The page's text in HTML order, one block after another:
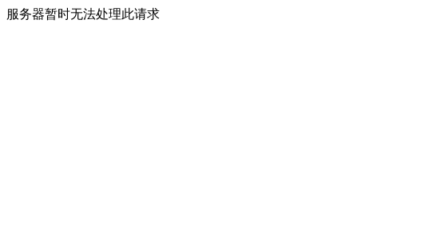
服务器暂时无法处理此请求